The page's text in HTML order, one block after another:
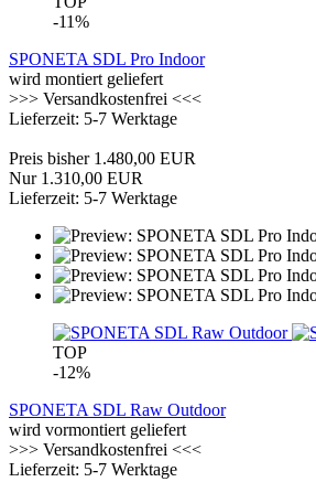
-11%
SPONETA SDL Pro Indoor
wird montiert geliefert
>>> Versandkostenfrei <<<
Lieferzeit: 5-7 Werktage
Preis bisher 1.480,00 EUR
Nur 1.310,00 EUR
Lieferzeit: 5-7 Werktage
TOP
-12%
SPONETA SDL Raw Outdoor
wird vormontiert geliefert
>>> Versandkostenfrei <<<
Lieferzeit: 5-7 Werktage